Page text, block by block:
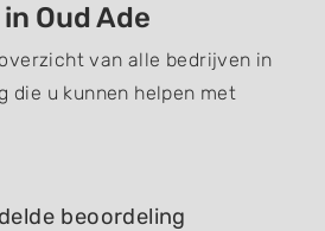
Oud Ade
van alle bedrijven in
die u kunnen helpen met
beoordeling